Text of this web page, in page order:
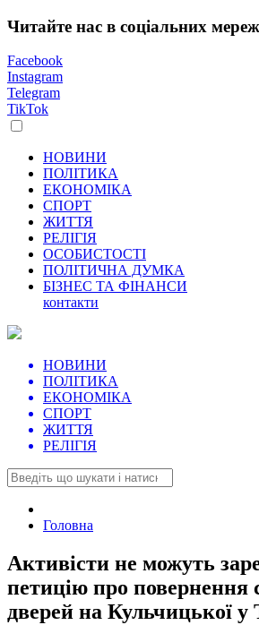
Читайте нас в соціальних
Facebook
Instagram
Telegram
TikTok
НОВИНИ
ПОЛІТИКА
ЕКОНОМІКА
СПОРТ
ЖИТТЯ
РЕЛІГІЯ
ОСОБИСТОСТІ
ПОЛІТИЧНА ДУМКА
БІЗНЕС ТА ФІНАНСИ
контакти
НОВИНИ
ПОЛІТИКА
ЕКОНОМІКА
СПОРТ
ЖИТТЯ
РЕЛІГІЯ
Головна
Активісти не можуть
петицію про повернення
дверей на Кульчицької у